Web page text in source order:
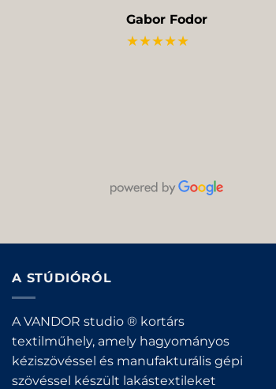
Gabor Fodor
★★★★★
A STÚDIÓRÓL
A VANDOR studio ® kortárs
textilműhely, amely hagyományos
kéziszövéssel és manufakturális gépi
szövéssel készült lakástextileket